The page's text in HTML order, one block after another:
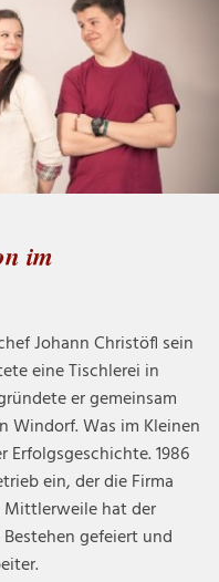
im
Johann Christöfl sein
eine Tischlerei in
er gemeinsam
Windorf. Was im Kleinen
1986
ein, der die Firma
Mittlerweile hat der
gefeiert und